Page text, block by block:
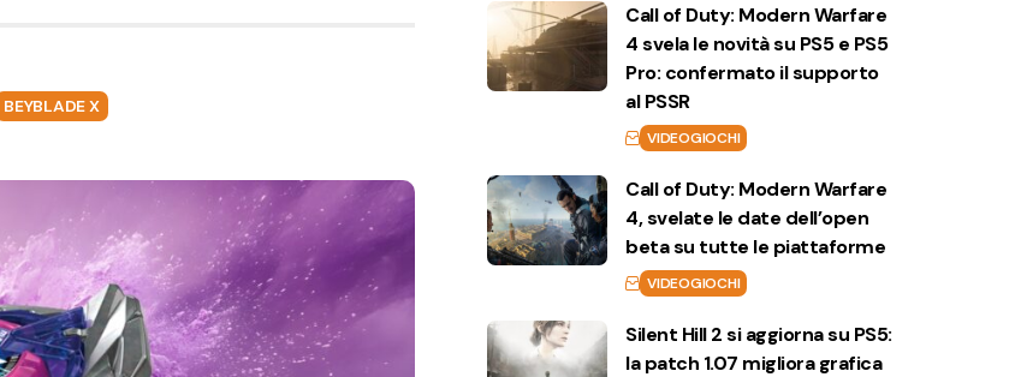
BEYBLADE X
Call of Duty: Modern Warfare
4 svela le novità su PS5 e PS5
Pro: confermato il supporto
al PSSR
VIDEOGIOCHI
Call of Duty: Modern Warfare
4, svelate le date dell’open
beta su tutte le piattaforme
VIDEOGIOCHI
Silent Hill 2 si aggiorna su PS5:
la patch 1.07 migliora grafica